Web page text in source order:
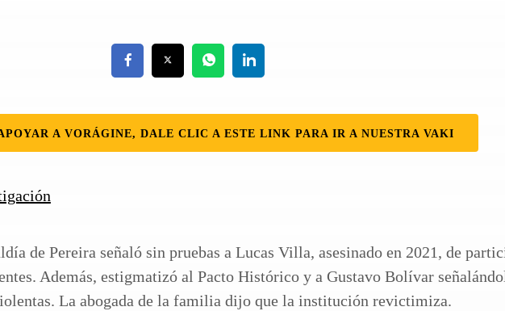
A VORÁGINE, DALE CLIC A ESTE LINK PARA IR A NUESTRA VAKI
de Pereira señaló sin pruebas a Lucas Villa, asesinado en 2021, de
Además, estigmatizó al Pacto Histórico y a Gustavo Bolívar
La abogada de la familia dijo que la institución revictimiza.